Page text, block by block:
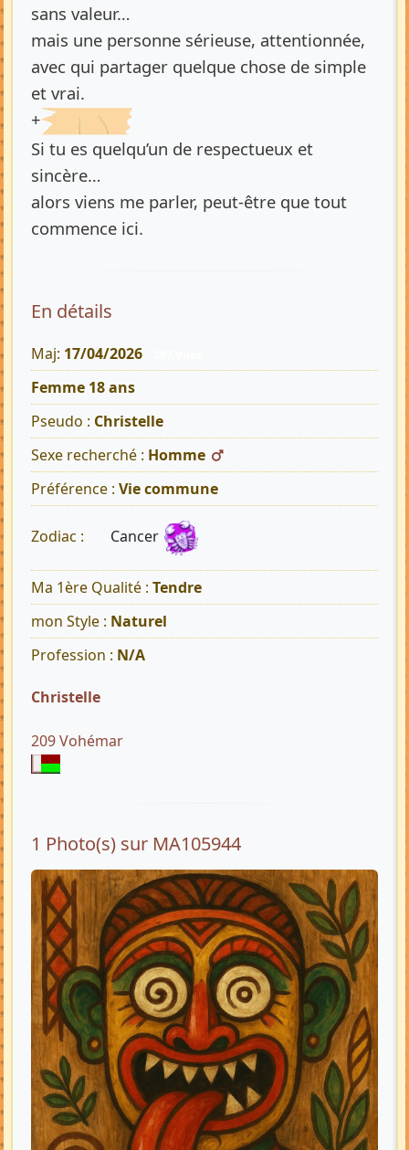
sans valeur…
mais une personne sérieuse, attentionnée,
avec qui partager quelque chose de simple
et vrai.
+
Si tu es quelqu’un de respectueux et
sincère…
alors viens me parler, peut-être que tout
commence ici.
En détails
Maj: 17/04/2026
Femme 18 ans
Pseudo : Christelle
Sexe recherché : Homme
Préférence : Vie commune
Zodiac : Cancer
Ma 1ère Qualité : Tendre
mon Style : Naturel
Profession : N/A
Christelle
209 Vohémar
1 Photo(s) sur MA105944